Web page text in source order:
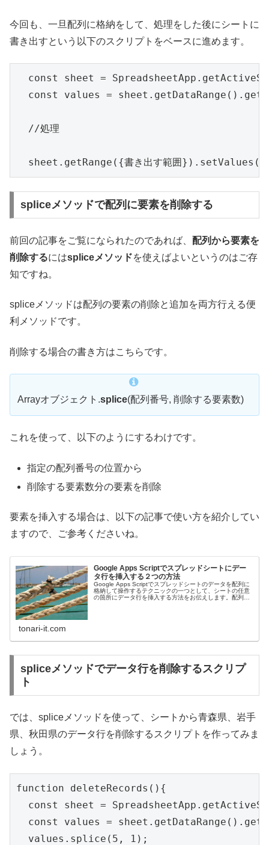
今回も、一旦配列に格納をして、処理をした後にシートに
書き出すという以下のスクリプトをベースに進めます。
const sheet =
const values =
  //処理
spliceメソッドで配列に要素を削除する
前回の記事をご覧になられたのであれば、 配列から要素を
削除するにはspliceメソッドを使えばよいというのはご存
知ですね。
spliceメソッドは配列の要素の削除と追加を両方行える便
利メソッドです。
削除する場合の書き方はこちらです。
Arrayオブジェクト.splice(配列番号, 削除する要素数)
これを使って、以下のようにするわけです。
指定の配列番号の位置から
削除する要素数分の要素を削除
要素を挿入する場合は、以下の記事で使い方を紹介してい
ますので、ご参考くださいね。
Google Apps Scriptでスプレッドシートにデー
タ行を挿入する２つの方法
Google Apps Scriptでスプレッドシートのデータを配列に
格納して操作するテクニックの一つとして、シートの任意
の箇所にデータ行を挿入する方法をお伝えします。配列と
tonari-it.com
spliceメソッドでデータ行を削除するスクリプ
ト
では、spliceメソッドを使って、シートから青森県、岩手
県、秋田県のデータ行を削除するスクリプトを作ってみま
しょう。
function deleteRecords(){
const sheet =
const values =
  values.splice(5, 1);